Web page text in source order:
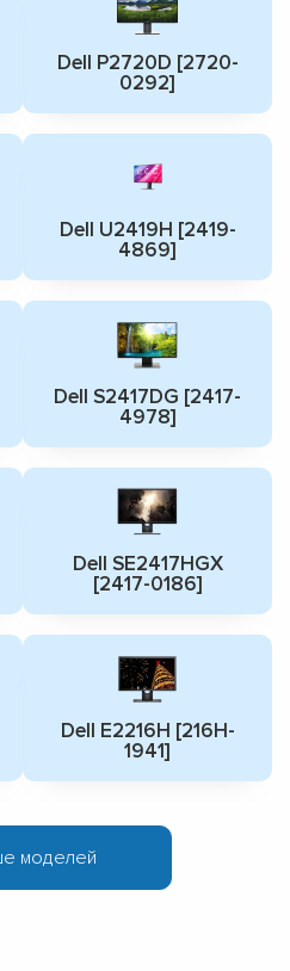
Dell P2720D [2720-
0292]
Dell U2419H [2419-
4869]
Dell S2417DG [2417-
4978]
Dell SE2417HGX
[2417-0186]
Dell E2216H [216H-
1941]
моделей